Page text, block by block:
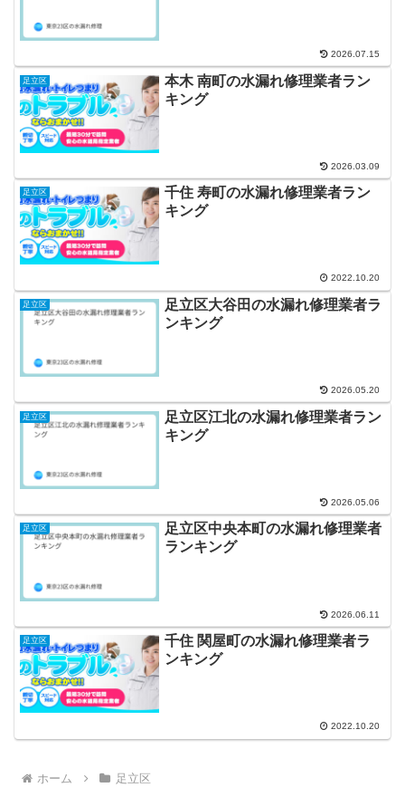
2026.07.15
足立区
本木 南町の水漏れ修理業者ラン
キング
2026.03.09
足立区
千住 寿町の水漏れ修理業者ラン
キング
2022.10.20
足立区
足立区大谷田の水漏れ修理業者ラ
ンキング
2026.05.20
足立区
足立区江北の水漏れ修理業者ラン
キング
2026.05.06
足立区
足立区中央本町の水漏れ修理業者
ランキング
2026.06.11
足立区
千住 関屋町の水漏れ修理業者ラ
ンキング
2022.10.20
ホーム 足立区